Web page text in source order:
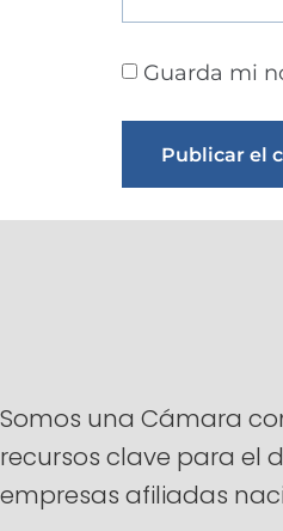
Guarda mi
Somos una Cámara
recursos clave para el
empresas afiliadas